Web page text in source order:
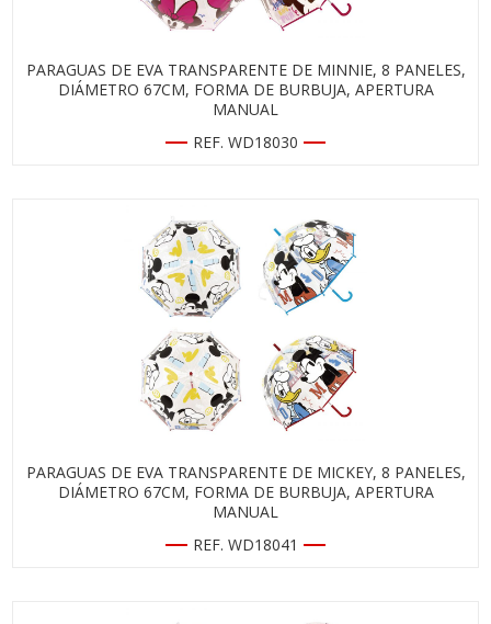
PARAGUAS DE EVA TRANSPARENTE DE MINNIE, 8 PANELES,
DIÁMETRO 67CM, FORMA DE BURBUJA, APERTURA
MANUAL
REF. WD18030
PARAGUAS DE EVA TRANSPARENTE DE MICKEY, 8 PANELES,
DIÁMETRO 67CM, FORMA DE BURBUJA, APERTURA
MANUAL
REF. WD18041